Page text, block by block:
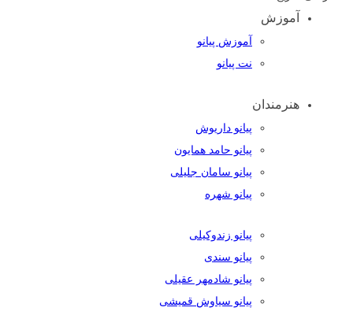
آموزش
آموزش پیانو
نت پیانو
هنرمندان
پیانو داریوش
پیانو حامد همایون
پیانو سامان جلیلی
پیانو شهره
پیانو زندوکیلی
پیانو سندی
پیانو شادمهر عقیلی
پیانو سیاوش قمیشی